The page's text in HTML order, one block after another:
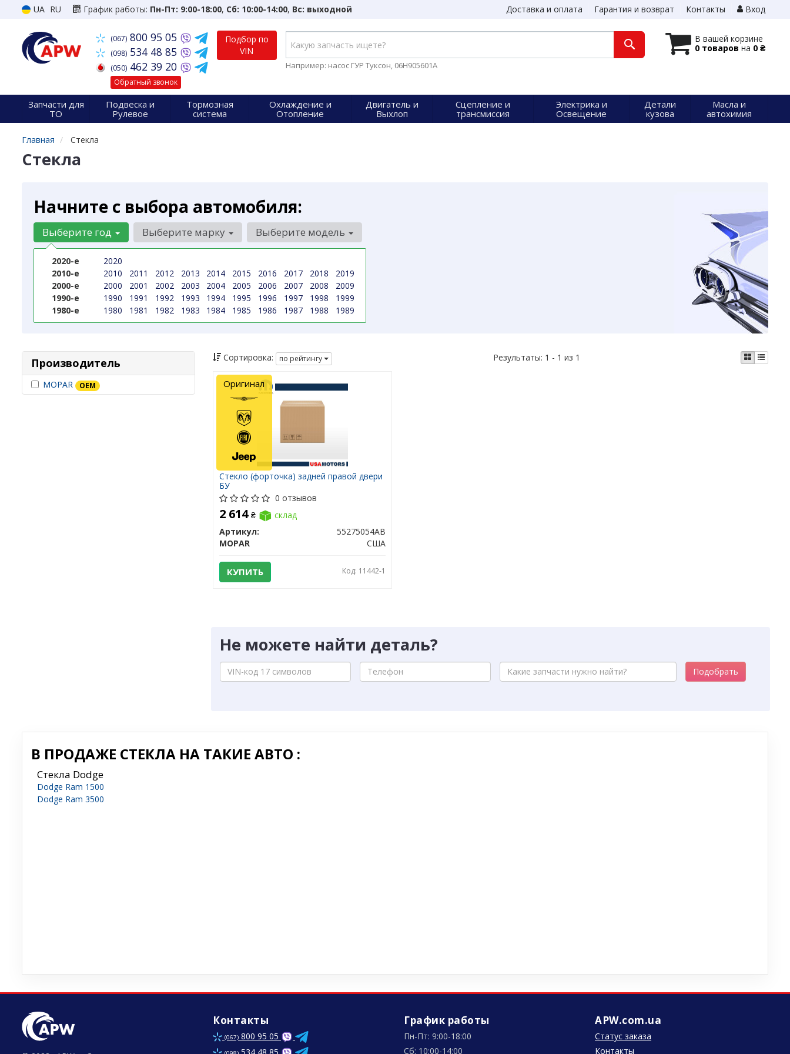
UA RU График работы: Пн-Пт: 9:00-18:00, Сб: 10:00-14:00, Вс: выходной Доставка и оплата Гарантия и возврат Контакты Вход
(067)800 95 05
(098)534 48 85
(050)462 39 20
Обратный звонок
Подбор по
VIN
В вашей корзине
0 товаровна 0 ₴
Например: насос ГУР Туксон, 06H905601A
Запчасти для
ТО
Подвеска и
Рулевое
Тормозная
система
Охлаждение и
Отопление
Двигатель и
Выхлоп
Сцепление и
трансмиссия
Электрика и
Освещение
Детали
кузова
Масла и
автохимия
Главная Стекла
Стекла
Начните с выбора автомобиля:
Выберите год
2020-е
2020
2010-е
2010 2011 2012 2013 2014 2015 2016 2017 2018
2019
2000-е
2000 2001 2002 2003 2004 2005 2006 2007 2008
2009
1990-е
1990 1991 1992 1993 1994 1995 1996 1997 1998
1999
1980-е
1980 1981 1982 1983 1984 1985 1986 1987 1988 1989
Выберите марку Выберите модель
Производитель
MOPAR OEM
Сортировка: по рейтингу Результаты: 1 - 1 из 1
Стекло (форточка) задней правой двери
БУ
0 отзывов
2 614 ₴
склад
Артикул:
55275054AB
MOPAR
США
КУПИТЬ Код: 11442-1
Оригинал
Не можете найти деталь?
Подобрать
В ПРОДАЖЕ СТЕКЛА НА ТАКИЕ АВТО :
Стекла Dodge
Dodge Ram 1500
Dodge Ram 3500
Контакты
(067) 800 95 05
График работы
Пн-Пт: 9:00-18:00
Сб: 10:00-14:00
APW.com.ua
Статус заказа
Контакты